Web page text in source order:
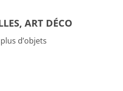
ART DÉCO
d’objets